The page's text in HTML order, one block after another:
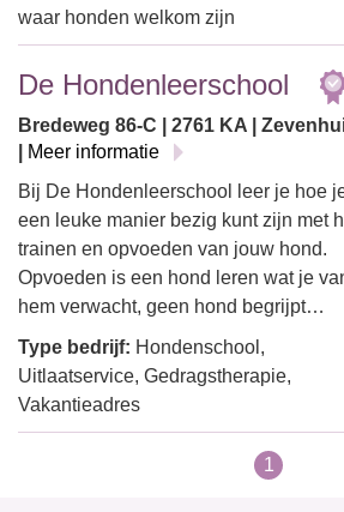
waar honden welkom zijn
De Hondenleerschool
Bredeweg 86-C | 2761 KA |
Meer informatie
Bij De Hondenleerschool leer je hoe
een leuke manier bezig kunt zijn met
trainen en opvoeden van jouw hond.
Opvoeden is een hond leren wat je
hem verwacht, geen hond begrijpt…
Type bedrijf: Hondenschool,
Uitlaatservice, Gedragstherapie,
Vakantieadres
1